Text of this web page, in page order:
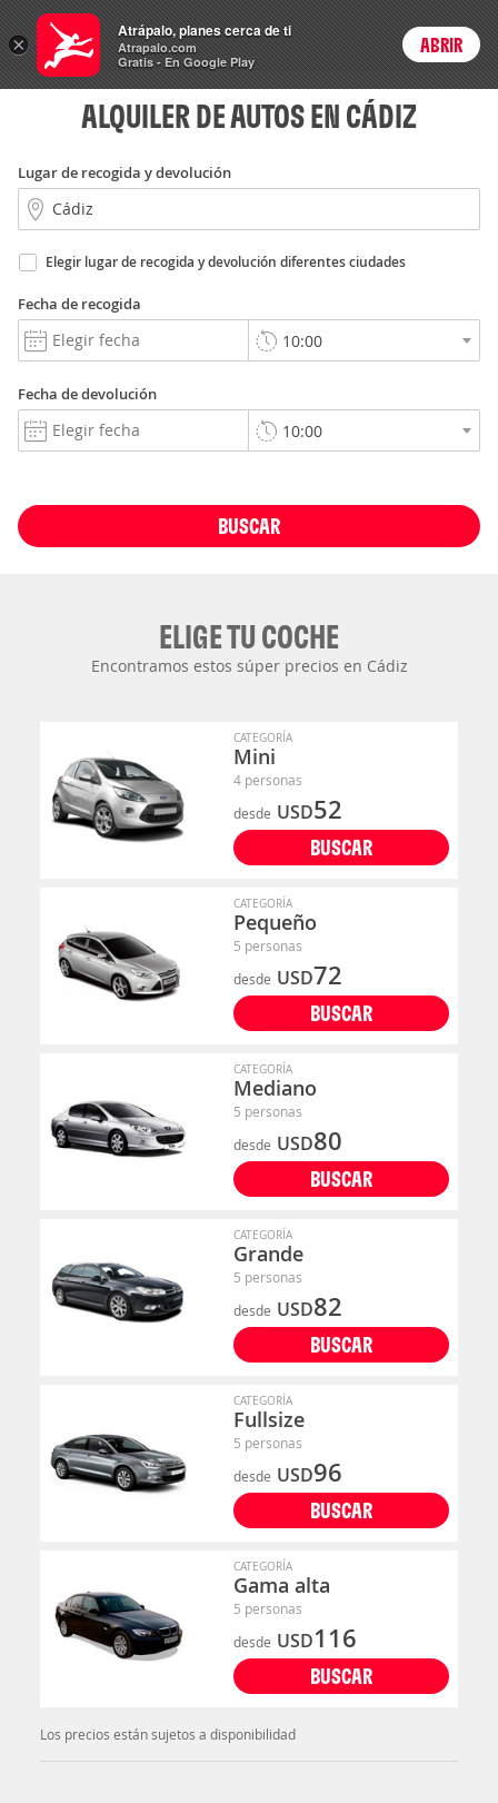
Rent
a Car Login
ALQUILER DE AUTOS EN CÁDIZ
Lugar de recogida y devolución
Elegir lugar de recogida y devolución diferentes ciudades
Fecha de recogida
Fecha de devolución
BUSCAR
ELIGE TU COCHE
Encontramos estos súper precios en Cádiz
CATEGORÍA
Mini
4 personas
desde USD52
BUSCAR
CATEGORÍA
Pequeño
5 personas
desde USD72
BUSCAR
CATEGORÍA
Mediano
5 personas
desde USD80
BUSCAR
CATEGORÍA
Grande
5 personas
desde USD82
BUSCAR
CATEGORÍA
Fullsize
5 personas
desde USD96
BUSCAR
CATEGORÍA
Gama alta
5 personas
desde USD116
BUSCAR
Los precios están sujetos a disponibilidad
×
Atrápalo, planes cerca de ti
Atrapalo.com
Gratis - En Google Play
ABRIR